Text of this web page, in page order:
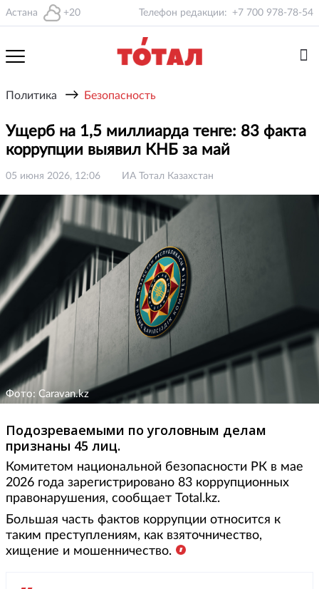
Астана +20 Телефон редакции: +7 700 978-78-54
Политика → Безопасность
Ущерб на 1,5 миллиарда тенге: 83 факта
коррупции выявил КНБ за май
05 июня 2026, 12:06 ИА Тотал Казахстан
Фото: Caravan.kz
Подозреваемыми по уголовным делам
признаны 45 лиц.
Комитетом национальной безопасности РК в мае
2026 года зарегистрировано 83 коррупционных
правонарушения, сообщает Total.kz.
Большая часть фактов коррупции относится к
таким преступлениям, как взяточничество,
хищение и мошенничество.